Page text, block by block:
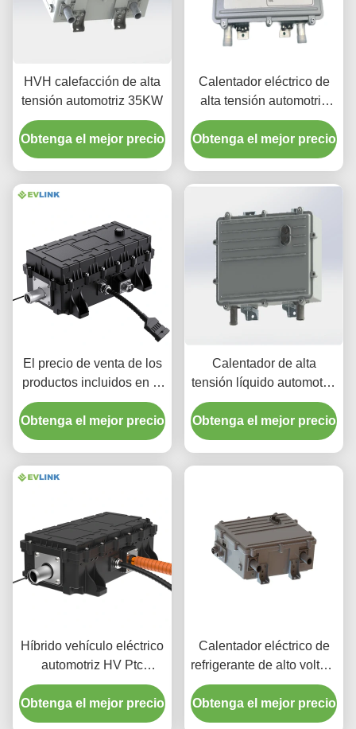
HVH calefacción de alta
tensión automotriz 35KW
Obtenga el mejor precio
Calentador eléctrico de
alta tensión automotriz
20-35kW DC 350-1100V
LV 100W Controlla
Obtenga el mejor precio
El precio de venta de los
productos incluidos en la
lista de productos
incluidos en la lista de
productos incluidos en la
incluidos en la lista de
lista de productos
incluidos en la lista de
productos
Obtenga el mejor precio
Calentador de alta
tensión líquido automotriz
con corriente continua sin
fisuras de 15-25kW
Obtenga el mejor precio
Híbrido vehículo eléctrico
automotriz HV Ptc
calefacción de agua
Obtenga el mejor precio
Calentador eléctrico de
refrigerante de alto voltaje
para mejorar la duración
de la batería EV
Obtenga el mejor precio